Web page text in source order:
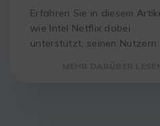
Erfahren Sie in diesem
wie Intel Netflix dabei
unterstützt, seinen Nutzern